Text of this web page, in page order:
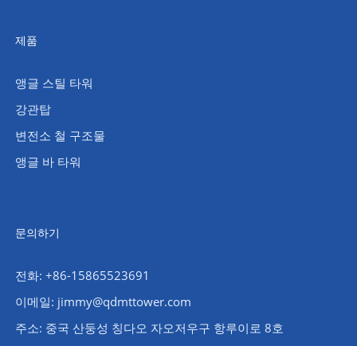
제품
앵글 스틸 타워
강관탑
변전소 철 구조물
앵글 바 타워
문의하기
전화: +86-15865523691
이메일: jimmy@qdmttower.com
주소: 중국 산둥성 칭다오 자오저우구 항루이로 8호